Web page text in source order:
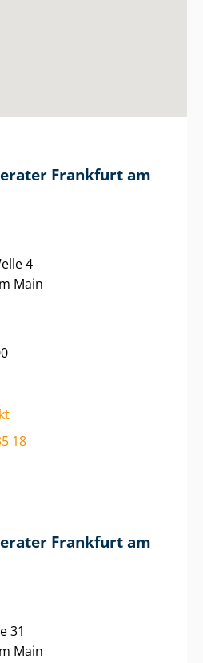
Frankfurt am
4
Main
18
Frankfurt am
31
Main